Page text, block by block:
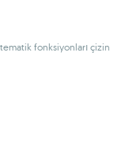
fonksiyonları çizin